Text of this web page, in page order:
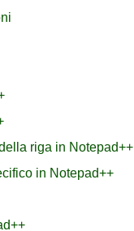
riga in Notepad++
in Notepad++